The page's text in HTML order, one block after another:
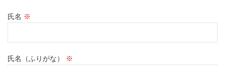
氏名 ※
氏名（ふりがな） ※